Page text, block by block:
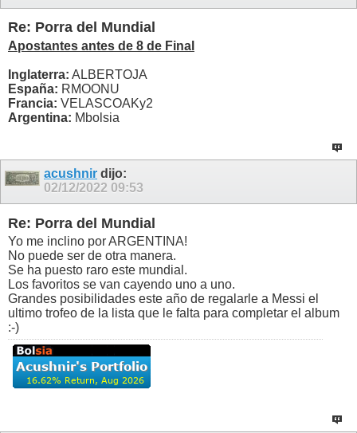
Re: Porra del Mundial
Apostantes antes de 8 de Final
Inglaterra: ALBERTOJA
España: RMOONU
Francia: VELASCOAKy2
Argentina: Mbolsia
acushnir dijo:
02/12/2022 09:53
Re: Porra del Mundial
Yo me inclino por ARGENTINA!
No puede ser de otra manera.
Se ha puesto raro este mundial.
Los favoritos se van cayendo uno a uno.
Grandes posibilidades este año de regalarle a Messi el
ultimo trofeo de la lista que le falta para completar el album
:-)